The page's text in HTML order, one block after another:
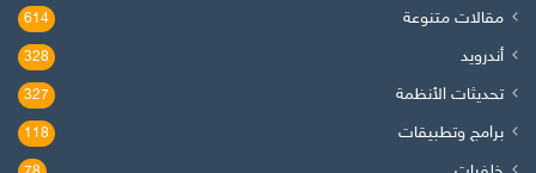
مقالات متنوعة 614
أندرويد 328
تحديثات الأنظمة 327
برامج وتطبيقات 118